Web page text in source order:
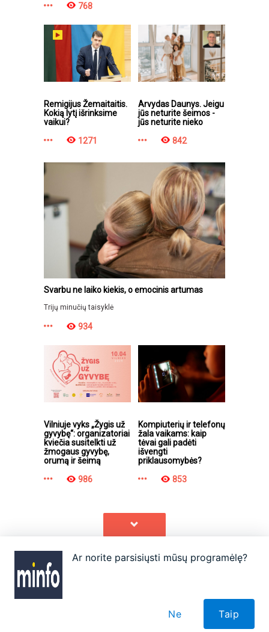
768
Remigijus Žemaitaitis.
Kokią lytį išrinksime
vaikui?
1271
Arvydas Daunys. Jeigu
jūs neturite šeimos -
jūs neturite nieko
842
Svarbu ne laiko kiekis, o emocinis artumas
Trijų minučių taisyklė
934
Vilniuje vyks „Žygis už
gyvybę“: organizatoriai
kviečia susitelkti už
žmogaus gyvybę,
orumą ir šeimą
986
Kompiuterių ir telefonų
žala vaikams: kaip
tėvai gali padėti
išvengti
priklausomybės?
853
Apie
Kontaktai
Ar norite parsisiųsti mūsų programėlę?
Taip
Ne